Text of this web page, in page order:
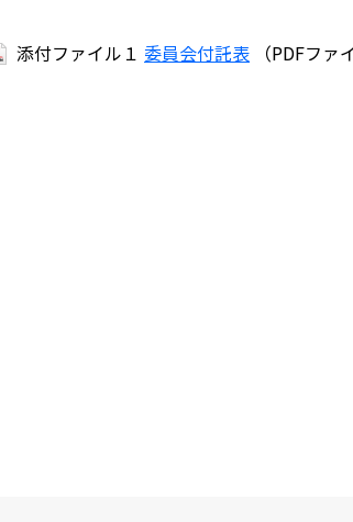
添付ファイル１ 委員会付託表 （PDFファ